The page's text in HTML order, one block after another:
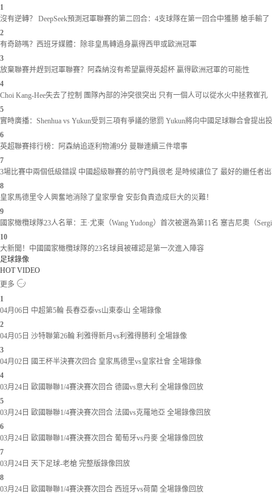
1
沒有逆轉？ DeepSeek預測冠軍聯賽的第二回合：4支球隊在第一回合中獲勝 槍手輸了
2
有奇跡嗎？西班牙媒體：除非皇馬轉過身贏得西甲或歐洲冠軍
3
放棄聯賽并趕到冠軍聯賽？阿森納沒有希望贏得英超杯 贏得歐洲冠軍的可能性
4
Choi Kang-Hee失去了控制 團隊內部的沖突很突出 只有一個人可以從水火中拯救崔孔
5
實時廣播：Shenhua vs Yukun受到三項有爭議的懲罰 Yukun將向中國足球聯合會提出
6
英超聯賽排行榜：阿森納追逐利物浦9分 曼聯連續三件壞事
7
3場比賽中兩個低級錯誤 中國超級聯賽的前守門員很老 是時候讓位了 最好的繼任者
8
皇家馬德里令人興奮地消除了皇家學會 安彭負責造成巨大的災難！
9
國家橄欖球隊23人名單：王·尤東（Wang Yudong）首次被選為第11名 塞吉尼奧（
10
大新聞！中國國家橄欖球隊的23名球員被確認是第一次進入陣容
足球錄像
HOT VIDEO
更多
1
04月06日 中超第5輪 長春亞泰vs山東泰山 全場錄像
2
04月05日 沙特聯第26輪 利雅得新月vs利雅得勝利 全場錄像
3
04月02日 國王杯半決賽次回合 皇家馬德里vs皇家社會 全場錄像
4
03月24日 歐國聯聯1/4賽決賽次回合 德國vs意大利 全場錄像回放
5
03月24日 歐國聯聯1/4賽決賽次回合 法國vs克羅地亞 全場錄像回放
6
03月24日 歐國聯聯1/4賽決賽次回合 葡萄牙vs丹麥 全場錄像回放
7
03月24日 天下足球-老槍 完整版錄像回放
8
03月24日 歐國聯聯1/4賽決賽次回合 西班牙vs荷蘭 全場錄像回放